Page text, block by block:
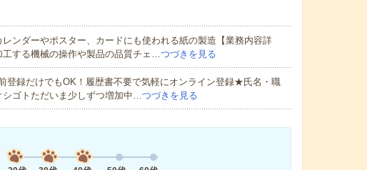
レンダーやポスター、カードにも使われる紙の製造【業務内容詳
工する機械の操作や製品の品質チェ…つづきを見る
登録だけでもOK！履歴書不要で気軽にオンライン登録★氏名・職
ゴトただいま少しずつ増加中…つづきを見る